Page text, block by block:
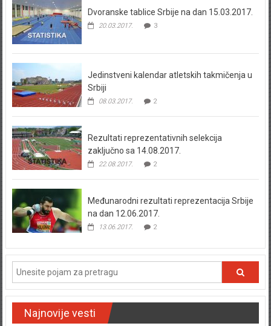
Dvoranske tablice Srbije na dan 15.03.2017.
20.03.2017. 3
Jedinstveni kalendar atletskih takmičenja u
Srbiji
08.03.2017. 2
Rezultati reprezentativnih selekcija
zaključno sa 14.08.2017.
22.08.2017. 2
Međunarodni rezultati reprezentacija Srbije
na dan 12.06.2017.
13.06.2017. 2
Najnovije vesti